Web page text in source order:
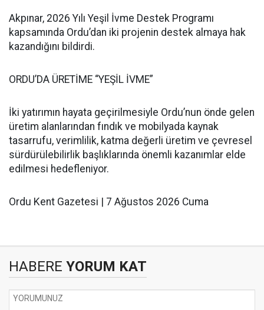
Akpınar, 2026 Yılı Yeşil İvme Destek Programı
kapsamında Ordu’dan iki projenin destek almaya hak
kazandığını bildirdi.
ORDU’DA ÜRETİME “YEŞİL İVME”
İki yatırımın hayata geçirilmesiyle Ordu’nun önde gelen
üretim alanlarından fındık ve mobilyada kaynak
tasarrufu, verimlilik, katma değerli üretim ve çevresel
sürdürülebilirlik başlıklarında önemli kazanımlar elde
edilmesi hedefleniyor.
Ordu Kent Gazetesi | 7 Ağustos 2026 Cuma
HABERE YORUM KAT